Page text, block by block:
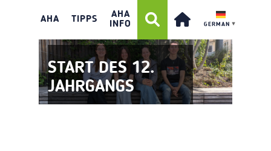
AHA TIPPS
AHA
INFO
GERMAN ▼
START DES 12.
JAHRGANGS